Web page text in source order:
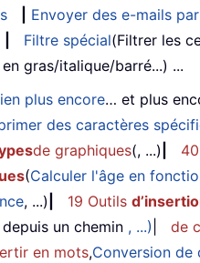
Envoyer des e-mails
Filtre spécial(Filtrer les
gras/italique/barré...) ...
plus encore… et plus
des caractères
de graphiques(, ...)
(Calculer l'âge en
, ...) 19 Outils
un chemin , ...)
de
en mots,Conversion de